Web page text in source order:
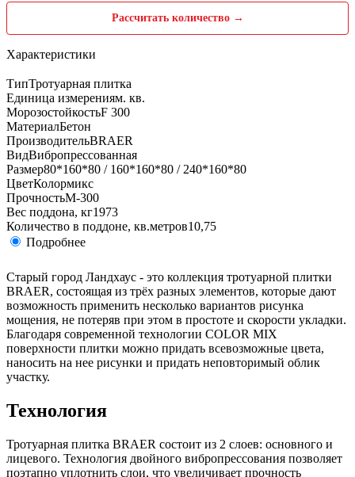
Рассчитать количество →
Характеристики
ТипТротуарная плитка
Единица измерениям. кв.
МорозостойкостьF 300
МатериалБетон
ПроизводительBRAER
ВидВибропрессованная
Размер80*160*80 / 160*160*80 / 240*160*80
ЦветКолормикс
ПрочностьМ-300
Вес поддона, кг1973
Количество в поддоне, кв.метров10,75
Подробнее
Старый город Ландхаус - это коллекция тротуарной плитки
BRAER, состоящая из трёх разных элементов, которые дают
возможность применить несколько вариантов рисунка
мощения, не потеряв при этом в простоте и скорости укладки.
Благодаря современной технологии COLOR MIX
поверхности плитки можно придать всевозможные цвета,
наносить на нее рисунки и придать неповторимый облик
участку.
Технология
Тротуарная плитка BRAER состоит из 2 слоев: основного и
лицевого. Технология двойного вибропрессования позволяет
поэтапно уплотнить слои, что увеличивает прочность